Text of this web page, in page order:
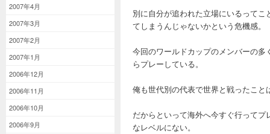
2007年4月
2007年3月
2007年2月
2007年1月
2006年12月
2006年11月
2006年10月
2006年9月
別に自分が追われた立場にいるって
てしまうんじゃないかという危機感。
今回のワールドカップのメンバーの
らプレーしている。
俺も世代別の代表で世界と戦ったこ
だからといって海外へ今すぐ行って
なレベルにない。